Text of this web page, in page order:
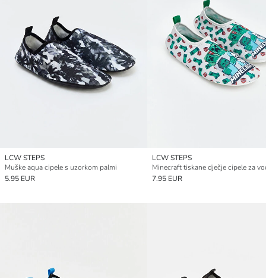
LCW STEPS
Muške aqua cipele s uzorkom palmi
5.95 EUR
LCW STEPS
Minecraft tiskane dječje cipele za
7.95 EUR